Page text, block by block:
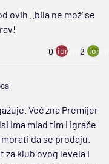
ovih ..bila ne mož' se
0 ion:minus
2
Već zna Premijer
ima mlad tim i igrače
da se prodaju.
za klub ovog levela i